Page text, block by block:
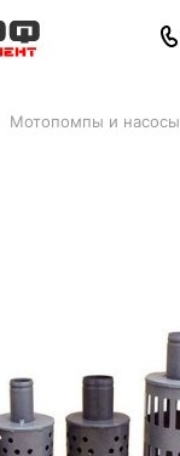
Мотопомпы и насосы